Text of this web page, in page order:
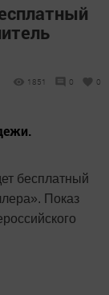
1851 0 0
бесплатный
Показ